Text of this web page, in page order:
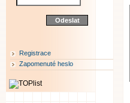
Registrace
Zapomenuté heslo